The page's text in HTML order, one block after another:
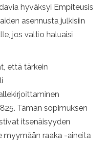
hyväksyi Empiteusis
asennusta julkisiin
jos valtio haluaisi
että tärkein
Tämän sopimuksen
itsenäisyyden
myymään raaka -aineita